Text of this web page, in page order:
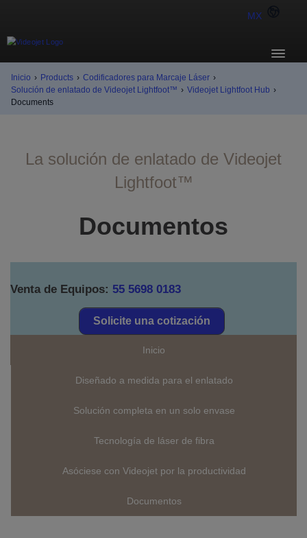
MX
Inicio › Products › Codificadores para Marcaje Láser ›
Solución de enlatado de Videojet Lightfoot™ › Videojet Lightfoot Hub ›
Documents
La solución de enlatado de Videojet
Lightfoot™
Documentos
Venta de Equipos: 55 5698 0183
Solicite una cotización
Inicio
Diseñado a medida para el enlatado
Solución completa en un solo envase
Tecnología de láser de fibra
Asóciese con Videojet por la productividad
Documentos